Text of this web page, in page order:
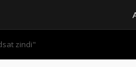
zindi"